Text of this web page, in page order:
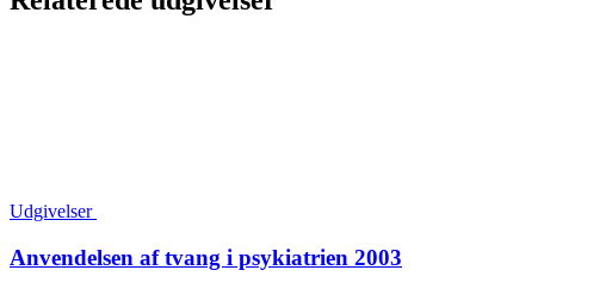
Udgivelser
Anvendelsen af tvang i psykiatrien 2003